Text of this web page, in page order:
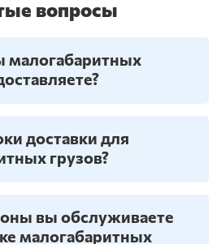
вопросы
малогабаритных
доставки для
грузов?
вы обслуживаете
малогабаритных